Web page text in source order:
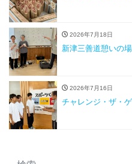
2026年7月18日
新津三善道憩いの場
2026年7月16日
チャレンジ・ザ・